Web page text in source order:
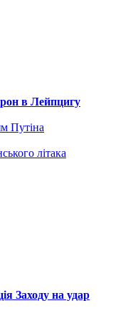
в Лейпцигу
Путіна
літака
Заходу на удар